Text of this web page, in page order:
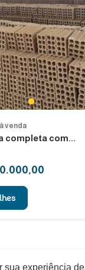
1
venda
completa com...
experiência